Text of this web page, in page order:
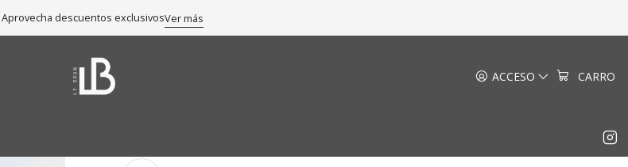
ACCESO CARRO
Aprovecha descuentos exclusivosVer más
Arrimos, Buffets y Aparadores Arrimo Viena Standar